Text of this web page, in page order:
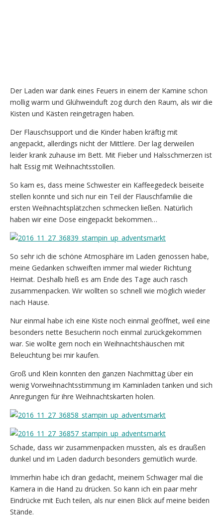
Der Laden war dank eines Feuers in einem der Kamine schon
mollig warm und Glühweinduft zog durch den Raum, als wir die
Kisten und Kästen reingetragen haben.
Der Flauschsupport und die Kinder haben kräftig mit
angepackt, allerdings nicht der Mittlere. Der lag derweilen
leider krank zuhause im Bett. Mit Fieber und Halsschmerzen ist
halt Essig mit Weihnachtsstollen.
So kam es, dass meine Schwester ein Kaffeegedeck beiseite
stellen konnte und sich nur ein Teil der Flauschfamilie die
ersten Weihnachtsplätzchen schmecken ließen. Natürlich
haben wir eine Dose eingepackt bekommen…
So sehr ich die schöne Atmosphäre im Laden genossen habe,
meine Gedanken schweiften immer mal wieder Richtung
Heimat. Deshalb hieß es am Ende des Tage auch rasch
zusammenpacken. Wir wollten so schnell wie möglich wieder
nach Hause.
Nur einmal habe ich eine Kiste noch einmal geöffnet, weil eine
besonders nette Besucherin noch einmal zurückgekommen
war. Sie wollte gern noch ein Weihnachtshäuschen mit
Beleuchtung bei mir kaufen.
Groß und Klein konnten den ganzen Nachmittag über ein
wenig Vorweihnachtsstimmung im Kaminladen tanken und sich
Anregungen für ihre Weihnachtskarten holen.
Schade, dass wir zusammenpacken mussten, als es draußen
dunkel und im Laden dadurch besonders gemütlich wurde.
Immerhin habe ich dran gedacht, meinem Schwager mal die
Kamera in die Hand zu drücken. So kann ich ein paar mehr
Eindrücke mit Euch teilen, als nur einen Blick auf meine beiden
Stände.